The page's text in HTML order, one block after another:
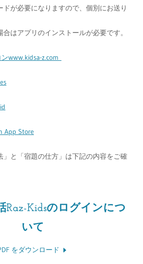
ドが必要になりますので、個別にお送り
はアプリのインストールが必要です。
www.kidsa-z.com
App Store
」と「宿題の仕方」は下記の内容をご確
Raz-Kidsのログインにつ
いて
をダウンロード